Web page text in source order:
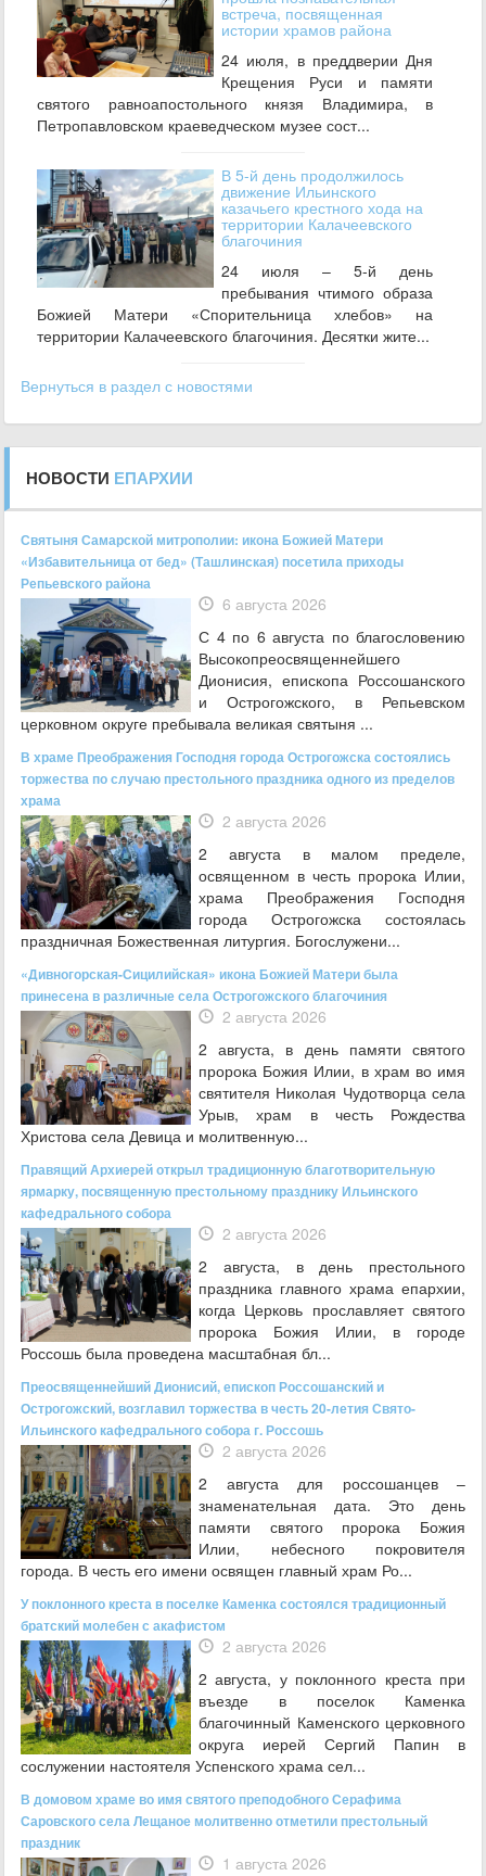
встреча, посвященная
истории храмов района
24 июля, в преддверии Дня
Крещения Руси и памяти
святого равноапостольного князя Владимира, в
Петропавловском краеведческом музее сост...
В 5-й день продолжилось
движение Ильинского
казачьего крестного хода на
территории Калачеевского
благочиния
24 июля – 5-й день
пребывания чтимого образа
Божией Матери «Спорительница хлебов» на
территории Калачеевского благочиния. Десятки жите...
Вернуться в раздел с новостями
НОВОСТИ ЕПАРХИИ
Святыня Самарской митрополии: икона Божией Матери
«Избавительница от бед» (Ташлинская) посетила приходы
Репьевского района
6 августа 2026
С 4 по 6 августа по благословению
Высокопреосвященнейшего
Дионисия, епископа Россошанского
и Острогожского, в Репьевском
церковном округе пребывала великая святыня ...
В храме Преображения Господня города Острогожска состоялись
торжества по случаю престольного праздника одного из пределов
храма
2 августа 2026
2 августа в малом пределе,
освященном в честь пророка Илии,
храма Преображения Господня
города Острогожска состоялась
праздничная Божественная литургия. Богослужени...
«Дивногорская-Сицилийская» икона Божией Матери была
принесена в различные села Острогожского благочиния
2 августа 2026
2 августа, в день памяти святого
пророка Божия Илии, в храм во имя
святителя Николая Чудотворца села
Урыв, храм в честь Рождества
Христова села Девица и молитвенную...
Правящий Архиерей открыл традиционную благотворительную
ярмарку, посвященную престольному празднику Ильинского
кафедрального собора
2 августа 2026
2 августа, в день престольного
праздника главного храма епархии,
когда Церковь прославляет святого
пророка Божия Илии, в городе
Россошь была проведена масштабная бл...
Преосвященнейший Дионисий, епископ Россошанский и
Острогожский, возглавил торжества в честь 20-летия Свято-
Ильинского кафедрального собора г. Россошь
2 августа 2026
2 августа для россошанцев –
знаменательная дата. Это день
памяти святого пророка Божия
Илии, небесного покровителя
города. В честь его имени освящен главный храм Ро...
У поклонного креста в поселке Каменка состоялся традиционный
братский молебен с акафистом
2 августа 2026
2 августа, у поклонного креста при
въезде в поселок Каменка
благочинный Каменского церковного
округа иерей Сергий Папин в
сослужении настоятеля Успенского храма сел...
В домовом храме во имя святого преподобного Серафима
Саровского села Лещаное молитвенно отметили престольный
праздник
1 августа 2026